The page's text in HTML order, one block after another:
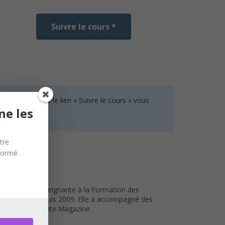
Suivre le cours *
aucun cours, le lien « Suivre le cours » vous
enseignante à la Formation des
depuis 2009. Elle a accompagné des
Terre Sainte Magazine.
les